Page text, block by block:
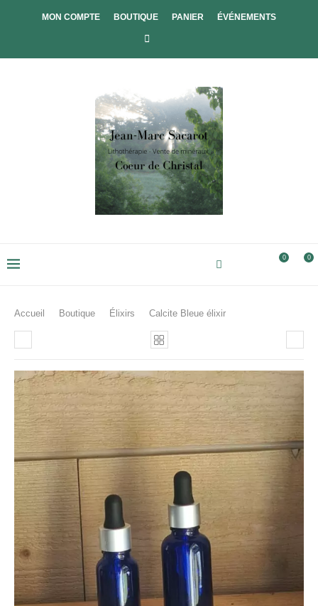
MON COMPTE BOUTIQUE PANIER ÉVÉNEMENTS
0 0
Accueil Boutique Élixirs Calcite Bleue élixir